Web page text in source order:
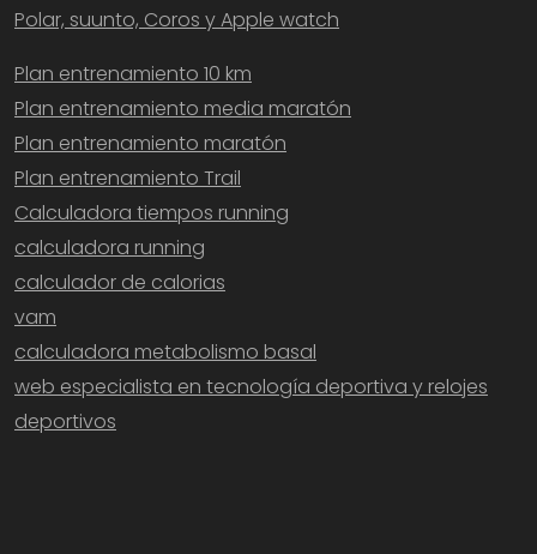
Polar, suunto, Coros y Apple watch
Plan entrenamiento 10 km
Plan entrenamiento media maratón
Plan entrenamiento maratón
Plan entrenamiento Trail
Calculadora tiempos running
calculadora running
calculador de calorias
vam
calculadora metabolismo basal
web especialista en tecnología deportiva y relojes
deportivos